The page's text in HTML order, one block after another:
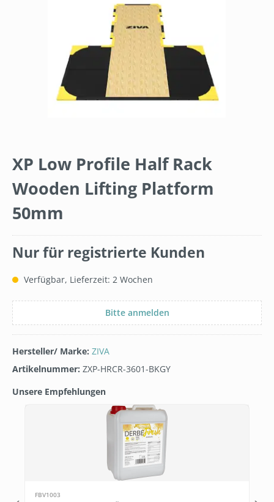
XP Low Profile Half Rack
Wooden Lifting Platform
50mm
Nur für registrierte Kunden
Verfügbar, Lieferzeit: 2 Wochen
Bitte anmelden
Hersteller/ Marke: ZIVA
Artikelnummer: ZXP-HRCR-3601-BKGY
Unsere Empfehlungen
Produktgalerie überspringen
FBV1003